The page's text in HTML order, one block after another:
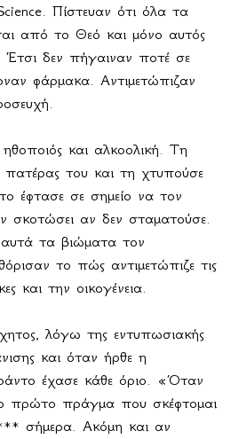
. Πίστευαν ότι όλα τα
από το Θεό και μόνο αυτός
Έτσι δεν πήγαιναν ποτέ σε
φάρμακα. Αντιμετώπιζαν
και αλκοολική. Τη
του και τη χτυπούσε
έφτασε σε σημείο να τον
σκοτώσει αν δεν σταματούσε.
τα βιώματα τον
το πώς αντιμετώπιζε τις
και την οικογένεια.
λόγω της εντυπωσιακής
και όταν ήρθε η
έχασε κάθε όριο. «Όταν
πρώτο πράγμα που σκέφτομαι
σήμερα. Ακόμη και αν